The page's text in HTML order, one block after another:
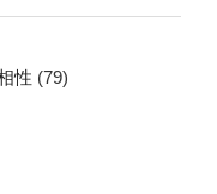
性 (79)